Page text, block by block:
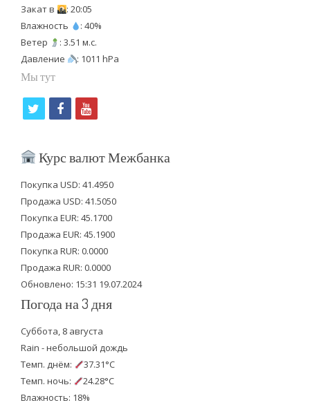
Закат в
: 20:05
Влажность
: 40%
Ветер
: 3.51 м.с.
Давление
: 1011 hPa
Мы тут
i
t
e
r
f
c
b
o
o
k
y
u
u
b
e
Курс валют Межбанка
Покупка USD: 41.4950
Продажа USD: 41.5050
Покупка EUR: 45.1700
Продажа EUR: 45.1900
Покупка RUR: 0.0000
Продажа RUR: 0.0000
Обновлено: 15:31 19.07.2024
Погода на 3 дня
Суббота, 8 августа
Rain - небольшой дождь
Темп. днём:
37.31°C
Темп. ночь:
24.28°C
Влажность: 18%